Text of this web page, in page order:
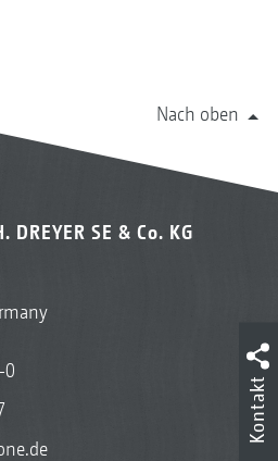
Nach oben
DREYER SE & Co. KG
0
Kontakt